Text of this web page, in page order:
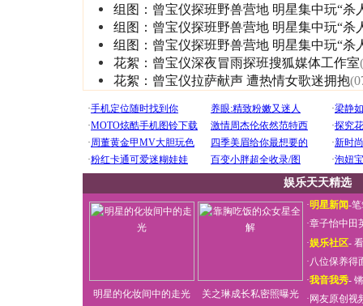
组图：曾宝仪探班野兽营地 明星集中玩“杀
组图：曾宝仪探班野兽营地 明星集中玩“杀
组图：曾宝仪探班野兽营地 明星集中玩“杀
花絮：曾宝仪深夜冒雨探班搜狐媒体工作室
花絮：曾宝仪拉萨献声 遭热情女歌迷拥抱
娱乐天天精选
明星的化妆间中的走光 关之琳成长私密照曝光
·明星新闻-笔
·章子怡中田
·娱乐社区-看
·八位保养得
·我音我秀-
· 网友原创视